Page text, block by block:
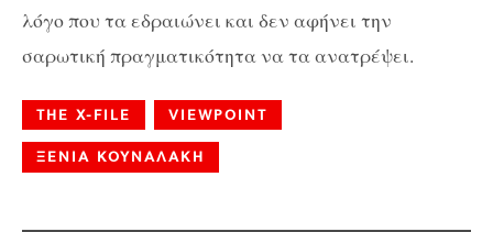
λόγο που τα εδραιώνει και δεν αφήνει την
σαρωτική πραγματικότητα να τα ανατρέψει.
THE X-FILE VIEWPOINT
ΞΕΝΙΑ ΚΟΥΝΑΛΑΚΗ